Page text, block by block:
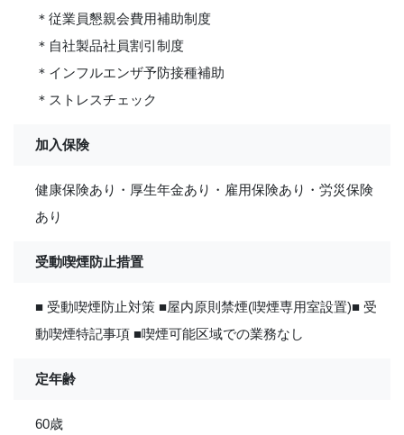
＊従業員懇親会費用補助制度
＊自社製品社員割引制度
＊インフルエンザ予防接種補助
＊ストレスチェック
加入保険
健康保険あり・厚生年金あり・雇用保険あり・労災保険
あり
受動喫煙防止措置
■ 受動喫煙防止対策 ■屋内原則禁煙(喫煙専用室設置)■ 受
動喫煙特記事項 ■喫煙可能区域での業務なし
定年齢
60歳